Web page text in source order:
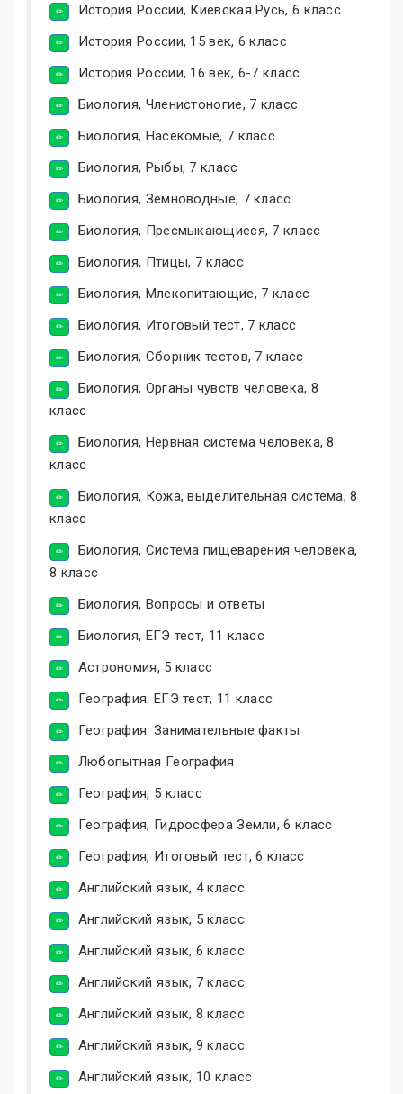
История России, Киевская Русь, 6 класс
История России, 15 век, 6 класс
История России, 16 век, 6-7 класс
Биология, Членистоногие, 7 класс
Биология, Насекомые, 7 класс
Биология, Рыбы, 7 класс
Биология, Земноводные, 7 класс
Биология, Пресмыкающиеся, 7 класс
Биология, Птицы, 7 класс
Биология, Млекопитающие, 7 класс
Биология, Итоговый тест, 7 класс
Биология, Сборник тестов, 7 класс
Биология, Органы чувств человека, 8
класс
Биология, Нервная система человека, 8
класс
Биология, Кожа, выделительная система, 8
класс
Биология, Система пищеварения человека,
8 класс
Биология, Вопросы и ответы
Биология, ЕГЭ тест, 11 класс
Астрономия, 5 класс
География. ЕГЭ тест, 11 класс
География. Занимательные факты
Любопытная География
География, 5 класс
География, Гидросфера Земли, 6 класс
География, Итоговый тест, 6 класс
Английский язык, 4 класс
Английский язык, 5 класс
Английский язык, 6 класс
Английский язык, 7 класс
Английский язык, 8 класс
Английский язык, 9 класс
Английский язык, 10 класс